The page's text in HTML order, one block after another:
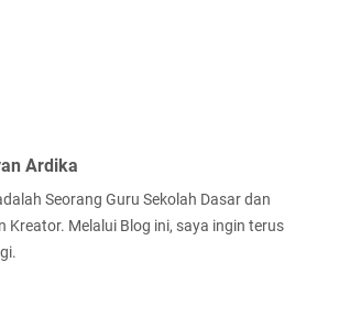
Ardika
Seorang Guru Sekolah Dasar dan
Kreator. Melalui Blog ini, saya ingin terus